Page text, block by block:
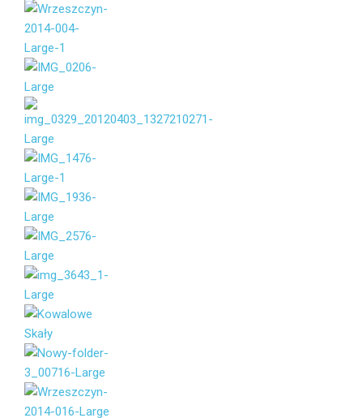
Vaše jméno
Váš e-mail
Zpráva